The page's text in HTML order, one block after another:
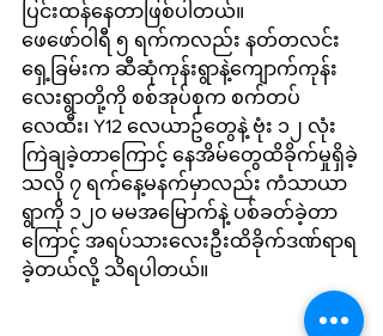
ပြင်းထန်နေတာဖြစ်ပါတယ်။
ဖေဖော်ဝါရီ ၅ ရက်ကလည်း နတ်တလင်း
ရှေ့ခြမ်းက ဆီဆုံကုန်းရွာနဲ့ကျောက်ကုန်း
လေးရွာတို့ကို စစ်အုပ်စုက စက်တပ်
လေထီး၊ Y12 လေယာဥ်တွေနဲ့ ဗုံး ၁၂ လုံး
ကြဲချခဲ့တာကြောင့် နေအိမ်တွေထိခိုက်မှုရှိခဲ့
သလို ၇ ရက်နေ့မနက်မှာလည်း ကံသာယာ
ရွာကို ၁၂၀ မမအမြောက်နဲ့ ပစ်ခတ်ခဲ့တာ
ကြောင့် အရပ်သားလေးဦးထိခိုက်ဒဏ်ရာရ
ခဲ့တယ်လို့ သိရပါတယ်။